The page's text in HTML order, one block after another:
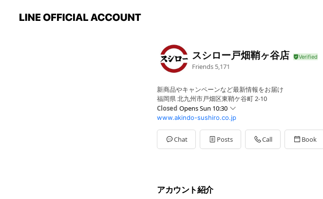
スシロー戸畑鞘ヶ谷店
Friends 5,171
新商品やキャンペーンなど最新情報をお届け
福岡県 北九州市戸畑区東鞘ケ谷町 2-10
Closed Opens Sun 10:30
Mon11:00 - 23:00
Tue11:00 - 23:00
Wed11:00 - 23:00
Thu11:00 - 23:00
※年末年始・GW・お盆の営業内容はHPをご確認ください。
www.akindo-sushiro.co.jp
Chat Posts Call Book
アカウント紹介